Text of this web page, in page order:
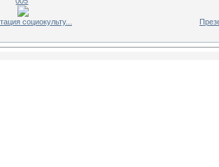
социокульту...